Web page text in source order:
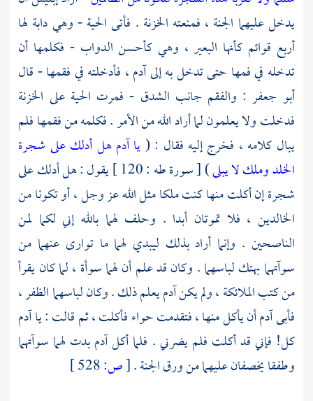
يدخل عليهما الجنة ، فمنعته الخزنة . فأتى الحية - وهي دابة لها
أربع قوائم كأنها البعير ، وهي كأحسن الدواب - فكلمها أن
تدخله في فمها حتى تدخل به إلى آدم ، فأدخلته في فقمها - قال
أبو جعفر : والفقم جانب الشدق - فمرت الحية على الخزنة
فدخلت ولا يعلمون لما أراد الله من الأمر . فكلمه من فقمها فلم
يبال كلامه ، فخرج إليه فقال : (يا آدم هل أدلك على شجرة
الخلد وملك لا يبلى
) [ سورة طه : 120 ] يقول : هل أدلك على
شجرة إن أكلت منها كنت ملكا مثل الله عز وجل ، أو تكونا من
الخالدين ، فلا تموتان أبدا . وحلف لهما بالله إني لكما لمن
الناصحين . وإنما أراد بذلك ليبدي لهما ما توارى عنهما من
سوآتهما بهتك لباسهما . وكان قد علم أن لهما سوأة ، لما كان يقرأ
من كتب الملائكة ، ولم يكنآدميعلم ذلك . وكان لباسهما الظفر ،
فأبىآدمأن يأكل منها ، فتقدمتحواءفأكلت ، ثم قالت : ياآدم
كل! فإني قد أكلت فلم يضرني . فلما أكلآدمبدت لهما سوآتهما
وطفقا يخصفان عليهما من ورق الجنة .[ص: